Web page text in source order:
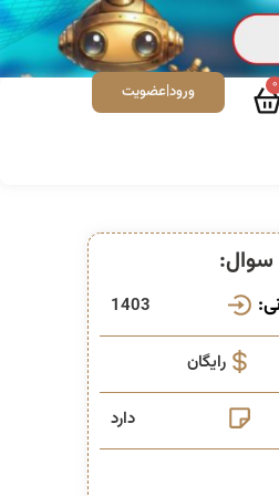
0 ورود|عضویت
1403
رایگان
دارد